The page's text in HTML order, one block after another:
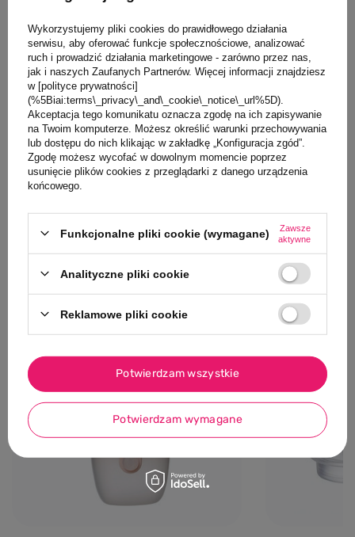
Opis produktu
Szczegóły
Opinie
Zadaj pytanie
Klienci, którzy oglądali ten produkt,
oglądali również
NASZ
Wykorzystujemy pliki cookies do prawidłowego działania
serwisu, aby oferować funkcje społecznościowe, analizować
ruch i prowadzić działania marketingowe - zarówno przez nas,
jak i naszych Zaufanych Partnerów. Więcej informacji znajdziesz
w [polityce prywatności]
(%5Biai:terms\_privacy\_and\_cookie\_notice\_url%5D).
Akceptacja tego komunikatu oznacza zgodę na ich zapisywanie
na Twoim komputerze. Możesz określić warunki przechowywania
lub dostępu do nich klikając w zakładkę „Konfiguracja zgód”.
Zgodę możesz wycofać w dowolnym momencie poprzez
usunięcie plików cookies z przeglądarki z danego urządzenia
końcowego.
Funkcjonalne pliki cookie (wymagane)
Zawsze
aktywne
Analityczne pliki cookie
Reklamowe pliki cookie
Potwierdzam wymagane
Potwierdzam wszystkie